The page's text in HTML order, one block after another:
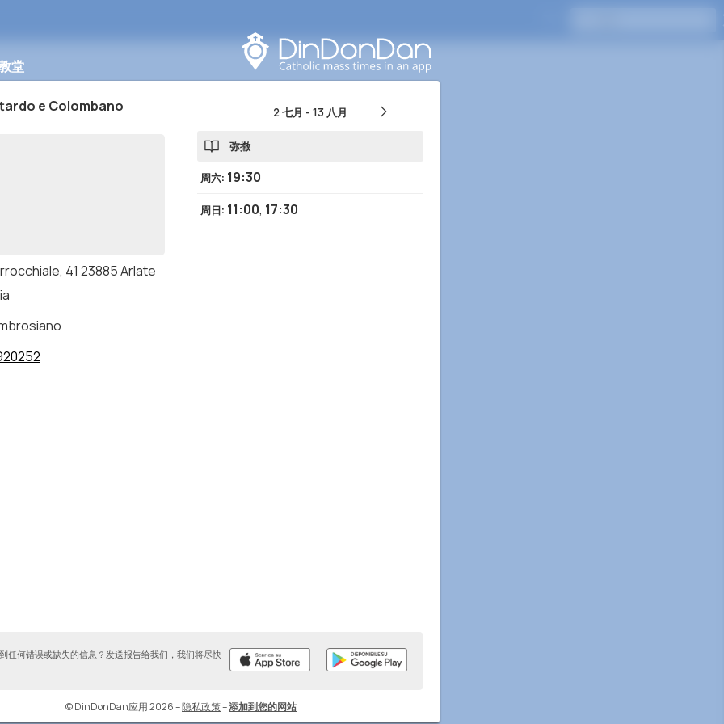
堂
e Colombano
41 23885 Arlate
2 七月 - 13 八月
弥撒
周六: 19:30
周日: 11:00, 17:30
任何错误或缺失的信息？发送报告给我们，我们将尽快
© DinDonDan应用 2026–隐私政策–添加到您的网站